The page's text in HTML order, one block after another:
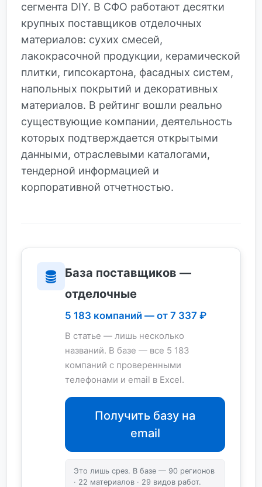
сегмента DIY. В СФО работают десятки
крупных поставщиков отделочных
материалов: сухих смесей,
лакокрасочной продукции, керамической
плитки, гипсокартона, фасадных систем,
напольных покрытий и декоративных
материалов. В рейтинг вошли реально
существующие компании, деятельность
которых подтверждается открытыми
данными, отраслевыми каталогами,
тендерной информацией и
корпоративной отчетностью.
База поставщиков —
отделочные
5 183 компаний — от 7 337 ₽
В статье — лишь несколько
названий. В базе — все 5 183
компаний с проверенными
телефонами и email в Excel.
Получить базу на
email
Это лишь срез. В базе — 90 регионов
· 22 материалов · 29 видов работ.